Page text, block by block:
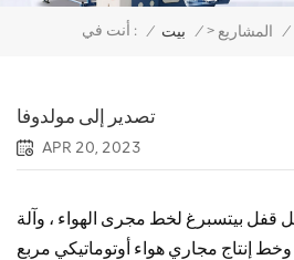
أنت في : / بيت / > المشاريع /
تصدير إلى مولدوفا
APR 20, 2023
قفل بيتسبرغ لخط مجرى الهواء ، وآلة
إنتاج مجاري هواء أوتوماتيكي مربع